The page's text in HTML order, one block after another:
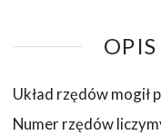
Układ rzędów mogił
Numer rzędów